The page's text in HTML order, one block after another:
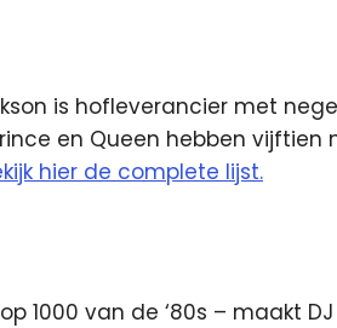
is hofleverancier met
en Queen hebben vijftien
hier de complete lijst.
1000 van de ‘80s – maakt